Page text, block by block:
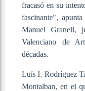
fracasó en su
fascinante",
Manuel Granell,
Valenciano de
décadas.
Luís I. Rodríguez
Montalban, en el